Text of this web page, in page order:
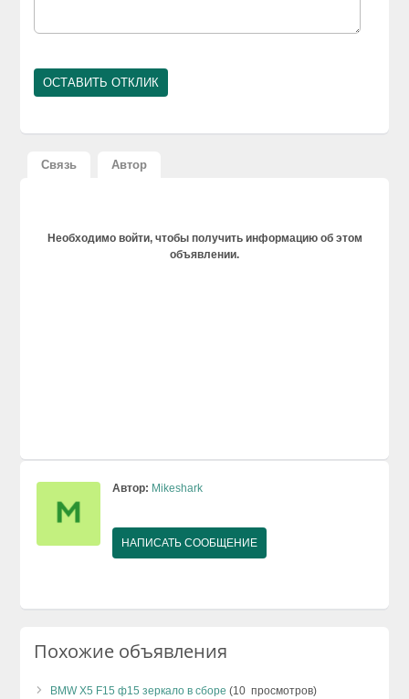
Связь Автор
Необходимо войти, чтобы получить информацию об этом
объявлении.
Автор: Mikeshark
НАПИСАТЬ СООБЩЕНИЕ
Похожие объявления
BMW X5 F15 ф15 зеркало в сборе (10 просмотров)